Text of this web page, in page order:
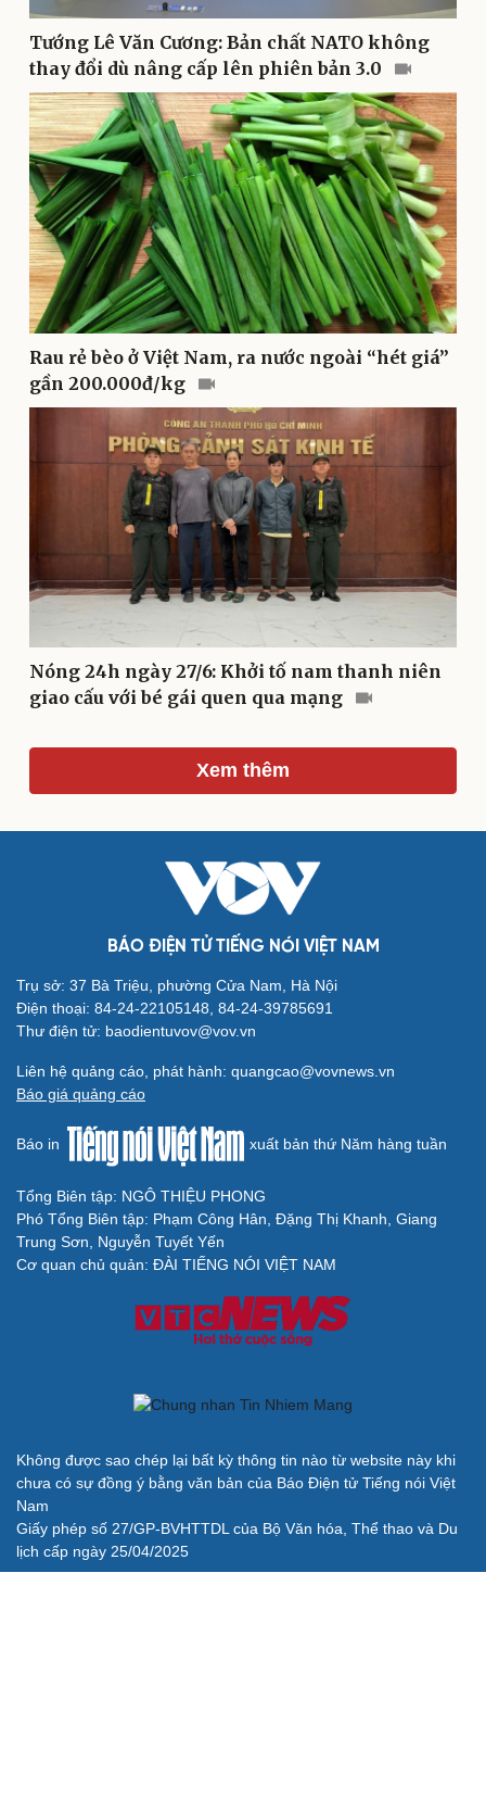
Văn hóa
Sân khấu - Điện ảnh
Văn học
Âm nhạc
Di sản
Giải trí
Nghệ sĩ
Thời trang
Sao Việt
Du lịch
check-in
Podcast
Câu chuyện thời sự
Cửa sổ tình yêu
Kể chuyện cho bé
Cải chính
Tướng Lê Văn Cương: Bản chất NATO không
thay đổi dù nâng cấp lên phiên bản 3.0
Rau rẻ bèo ở Việt Nam, ra nước ngoài “hét giá”
gần 200.000đ/kg
Nóng 24h ngày 27/6: Khởi tố nam thanh niên
giao cấu với bé gái quen qua mạng
Xem thêm
BÁO ĐIỆN TỬ TIẾNG NÓI VIỆT NAM
Trụ sở: 37 Bà Triệu, phường Cửa Nam, Hà Nội
Điện thoại: 84-24-22105148, 84-24-39785691
Thư điện tử: baodientuvov@vov.vn
Liên hệ quảng cáo, phát hành: quangcao@vovnews.vn
Báo giá quảng cáo
Báo in xuất bản thứ Năm hàng tuần
Tổng Biên tập: NGÔ THIỆU PHONG
Phó Tổng Biên tập: Phạm Công Hân, Đặng Thị Khanh, Giang
Trung Sơn, Nguyễn Tuyết Yến
Cơ quan chủ quản: ĐÀI TIẾNG NÓI VIỆT NAM
Không được sao chép lại bất kỳ thông tin nào từ website này khi
chưa có sự đồng ý bằng văn bản của Báo Điện tử Tiếng nói Việt
Nam
Giấy phép số 27/GP-BVHTTDL của Bộ Văn hóa, Thể thao và Du
lịch cấp ngày 25/04/2025